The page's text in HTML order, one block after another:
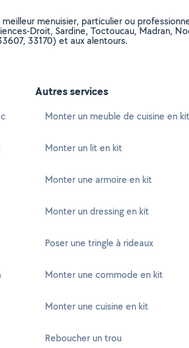
menuisier, particulier ou
Droit, Sardine, Toctoucau, Madran,
33170) et aux alentours.
Autres services
Monter un meuble de cuisine en kit
Monter un lit en kit
Monter une armoire en kit
Monter un dressing en kit
Poser une tringle à rideaux
Monter une commode en kit
Monter une cuisine en kit
Reboucher un trou